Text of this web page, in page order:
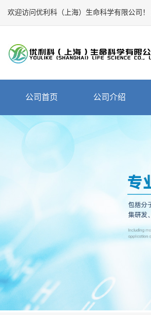
欢迎访问优利科（上海）生命科学有限公司！
Close
司
首
介
绍
证
书
荣
誉
公司首页 公司介绍